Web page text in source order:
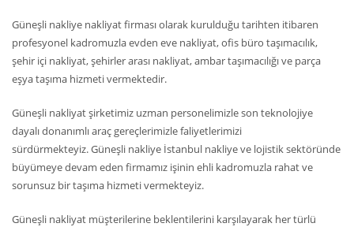
Güneşli nakliye nakliyat firması olarak kurulduğu tarihten itibaren
profesyonel kadromuzla evden eve nakliyat, ofis büro taşımacılık,
şehir içi nakliyat, şehirler arası nakliyat, ambar taşımacılığı ve parça
eşya taşıma hizmeti vermektedir.
Güneşli nakliyat şirketimiz uzman personelimizle son teknolojiye
dayalı donanımlı araç gereçlerimizle faliyetlerimizi
sürdürmekteyiz. Güneşli nakliye İstanbul nakliye ve lojistik sektöründe
büyümeye devam eden firmamız işinin ehli kadromuzla rahat ve
sorunsuz bir taşıma hizmeti vermekteyiz.
Güneşli nakliyat müşterilerine beklentilerini karşılayarak her türlü